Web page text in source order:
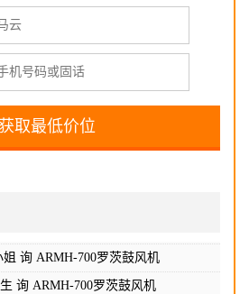
姐 询ARMH-700罗茨鼓风机
姐 询
小姐 询ARMH-700罗茨鼓风机
姐 询ARMH-700罗茨鼓风机